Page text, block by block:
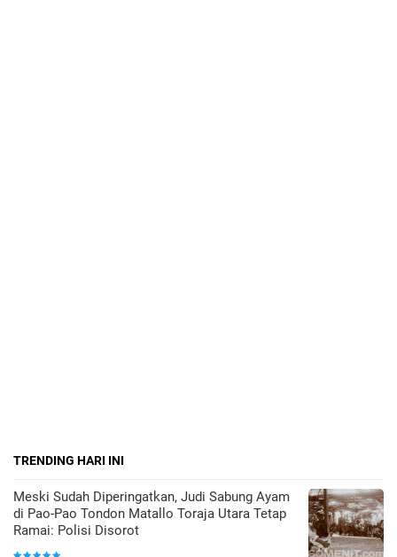
TRENDING HARI INI
Meski Sudah Diperingatkan, Judi Sabung Ayam
di Pao-Pao Tondon Matallo Toraja Utara Tetap
Ramai: Polisi Disorot